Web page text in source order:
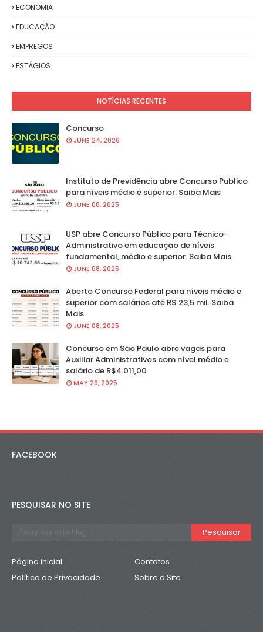
ECONOMIA
EDUCAÇÃO
EMPREGOS
ESTÁGIOS
NOTÍCIAS RECENTES
Concurso
JUNE 24, 2026
Instituto de Previdência abre Concurso Publico
para níveis médio e superior. Saiba Mais
JUNE 08, 2025
USP abre Concurso Público para Técnico-
Administrativo em educação de níveis
fundamental, médio e superior. Saiba Mais
JUNE 08, 2025
Aberto Concurso Federal para níveis médio e
superior com salários até R$ 23,5 mil. Saiba
Mais
JUNE 08, 2025
Concurso em São Paulo abre vagas para
Auxiliar Administrativos com nível médio e
salário de R$4.011,00
MAY 29, 2025
FACEBOOK
PESQUISAR NO SITE
Página inicial
Contatos
Política de Privacidade
Sobre o Site